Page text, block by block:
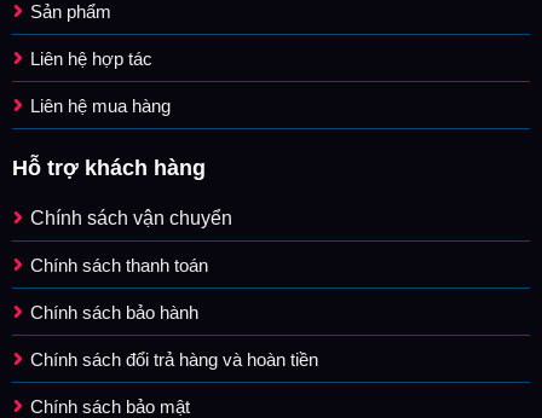
Sản phẩm
Liên hệ hợp tác
Liên hệ mua hàng
Hỗ trợ khách hàng
Chính sách vận chuyển
Chính sách thanh toán
Chính sách bảo hành
Chính sách đổi trả hàng và hoàn tiền
Chính sách bảo mật